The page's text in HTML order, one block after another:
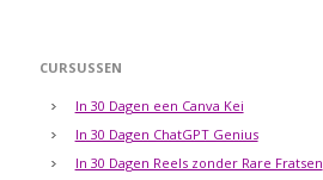
CURSUSSEN
In 30 Dagen een Canva Kei
In 30 Dagen ChatGPT Genius
In 30 Dagen Reels zonder Rare Fratsen